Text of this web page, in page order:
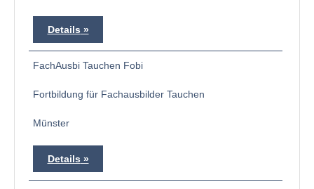
Details
FachAusbi Tauchen Fobi
Fortbildung für Fachausbilder Tauchen
Münster
Details